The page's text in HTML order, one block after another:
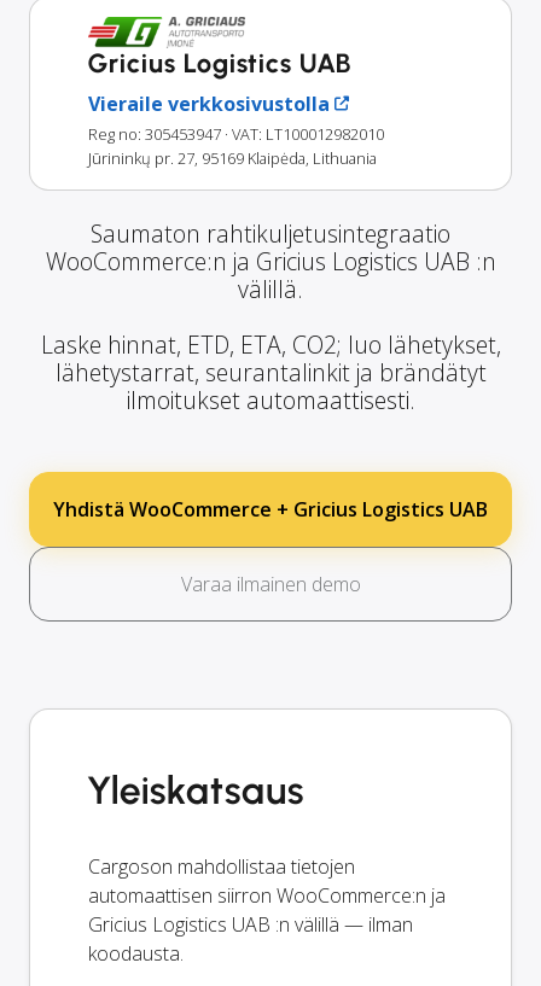
Gricius Logistics UAB
Vieraile verkkosivustolla
Reg no: 305453947 · VAT: LT100012982010
Jūrininkų pr. 27, 95169 Klaipėda, Lithuania
Saumaton rahtikuljetusintegraatio
WooCommerce:n ja Gricius Logistics UAB :n
välillä.
Laske hinnat, ETD, ETA, CO2; luo lähetykset,
lähetystarrat, seurantalinkit ja brändätyt
ilmoitukset automaattisesti.
Yhdistä WooCommerce + Gricius Logistics UAB
Varaa ilmainen demo
Yleiskatsaus
Cargoson mahdollistaa tietojen
automaattisen siirron WooCommerce:n ja
Gricius Logistics UAB :n välillä — ilman
koodausta.